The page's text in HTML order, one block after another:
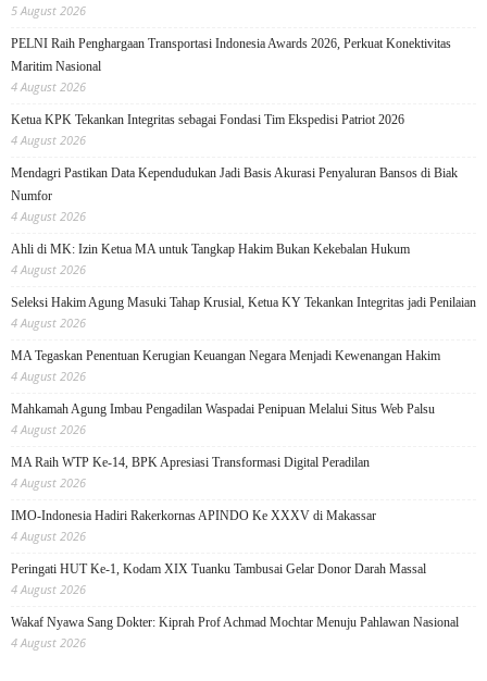
5 August 2026
PELNI Raih Penghargaan Transportasi Indonesia Awards 2026, Perkuat Konektivitas
Maritim Nasional
4 August 2026
Ketua KPK Tekankan Integritas sebagai Fondasi Tim Ekspedisi Patriot 2026
4 August 2026
Mendagri Pastikan Data Kependudukan Jadi Basis Akurasi Penyaluran Bansos di Biak
Numfor
4 August 2026
Ahli di MK: Izin Ketua MA untuk Tangkap Hakim Bukan Kekebalan Hukum
4 August 2026
Seleksi Hakim Agung Masuki Tahap Krusial, Ketua KY Tekankan Integritas jadi Penilaian
4 August 2026
MA Tegaskan Penentuan Kerugian Keuangan Negara Menjadi Kewenangan Hakim
4 August 2026
Mahkamah Agung Imbau Pengadilan Waspadai Penipuan Melalui Situs Web Palsu
4 August 2026
MA Raih WTP Ke-14, BPK Apresiasi Transformasi Digital Peradilan
4 August 2026
IMO-Indonesia Hadiri Rakerkornas APINDO Ke XXXV di Makassar
4 August 2026
Peringati HUT Ke-1, Kodam XIX Tuanku Tambusai Gelar Donor Darah Massal
4 August 2026
Wakaf Nyawa Sang Dokter: Kiprah Prof Achmad Mochtar Menuju Pahlawan Nasional
4 August 2026